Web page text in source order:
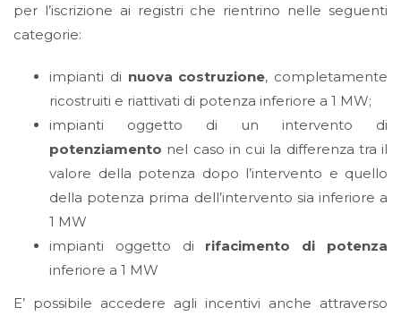
per l’iscrizione ai registri che rientrino nelle seguenti
categorie:
impianti di nuova costruzione, completamente
ricostruiti e riattivati di potenza inferiore a 1 MW;
impianti oggetto di un intervento di
potenziamento nel caso in cui la differenza tra il
valore della potenza dopo l’intervento e quello
della potenza prima dell’intervento sia inferiore a
1 MW
impianti oggetto di rifacimento di potenza
inferiore a 1 MW
E’ possibile accedere agli incentivi anche attraverso